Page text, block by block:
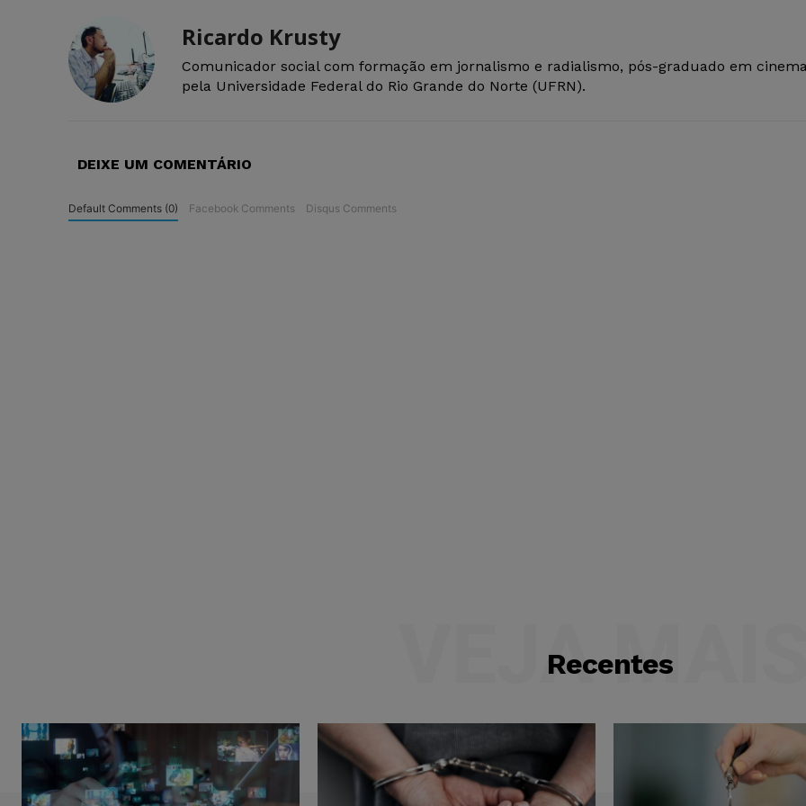
Ricardo Krusty
Comunicador social com formação em jornalismo e radialismo, pós-graduado em
pela Universidade Federal do Rio Grande do Norte (UFRN).
DEIXE UM COMENTÁRIO
Default Comments (0) Facebook Comments Disqus Comments
Recentes
VEJA